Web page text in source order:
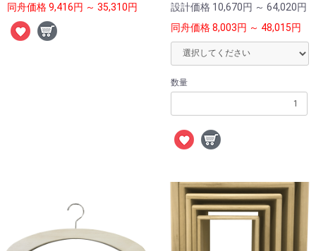
同舟価格9,416円 ～ 35,310円 設計価格 10,670円 ～ 64,020円
同舟価格8,003円 ～ 48,015円
数量